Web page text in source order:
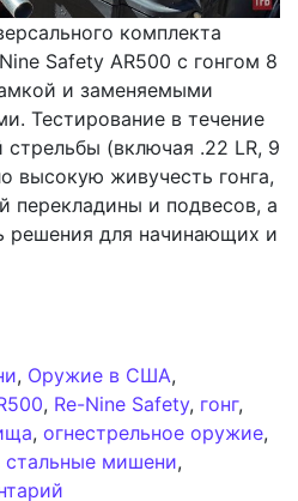
комплекта
Safety AR500 с гонгом 8
и заменяемыми
Тестирование в течение
стрельбы (включая .22 LR, 9
высокую живучесть гонга,
перекладины и подвесов, а
решения для начинающих и
, Оружие в США,
, Re-Nine Safety, гонг,
, огнестрельное оружие,
стальные мишени,